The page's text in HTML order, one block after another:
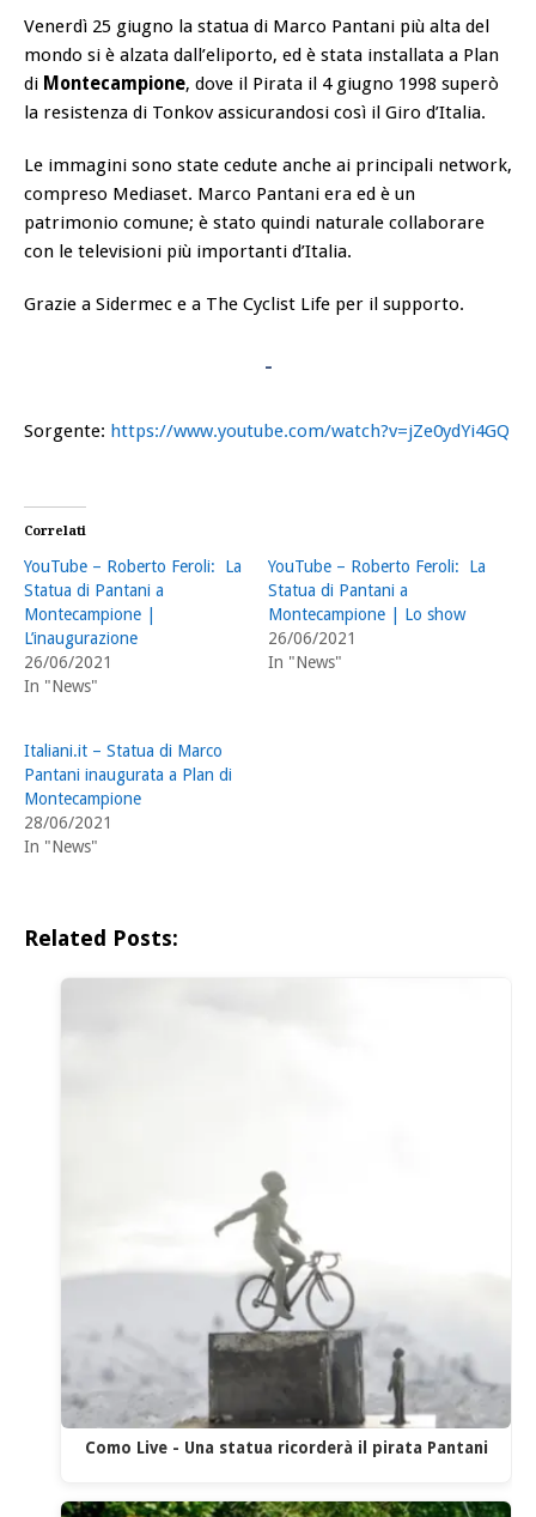
Venerdì 25 giugno la statua di Marco Pantani più alta del
mondo si è alzata dall’eliporto, ed è stata installata a Plan
di Montecampione, dove il Pirata il 4 giugno 1998 superò
la resistenza di Tonkov assicurandosi così il Giro d’Italia.
Le immagini sono state cedute anche ai principali network,
compreso Mediaset. Marco Pantani era ed è un
patrimonio comune; è stato quindi naturale collaborare
con le televisioni più importanti d’Italia.
Grazie a Sidermec e a The Cyclist Life per il supporto.
Sorgente: https://www.youtube.com/watch?v=jZe0ydYi4GQ
Correlati
YouTube – Roberto Feroli: La
Statua di Pantani a
Montecampione |
L’inaugurazione
26/06/2021
In "News"
YouTube – Roberto Feroli: La
Statua di Pantani a
Montecampione | Lo show
26/06/2021
In "News"
Italiani.it – Statua di Marco
Pantani inaugurata a Plan di
Montecampione
28/06/2021
In "News"
Related Posts:
Como Live - Una statua ricorderà il pirata Pantani